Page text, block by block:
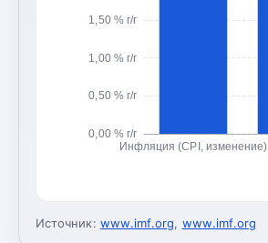
0,00 % г/г
0,50 % г/г
1,00 % г/г
1,50 % г/г
Инфляция (CPI, изменение)
Источник: www.imf.org, www.imf.org